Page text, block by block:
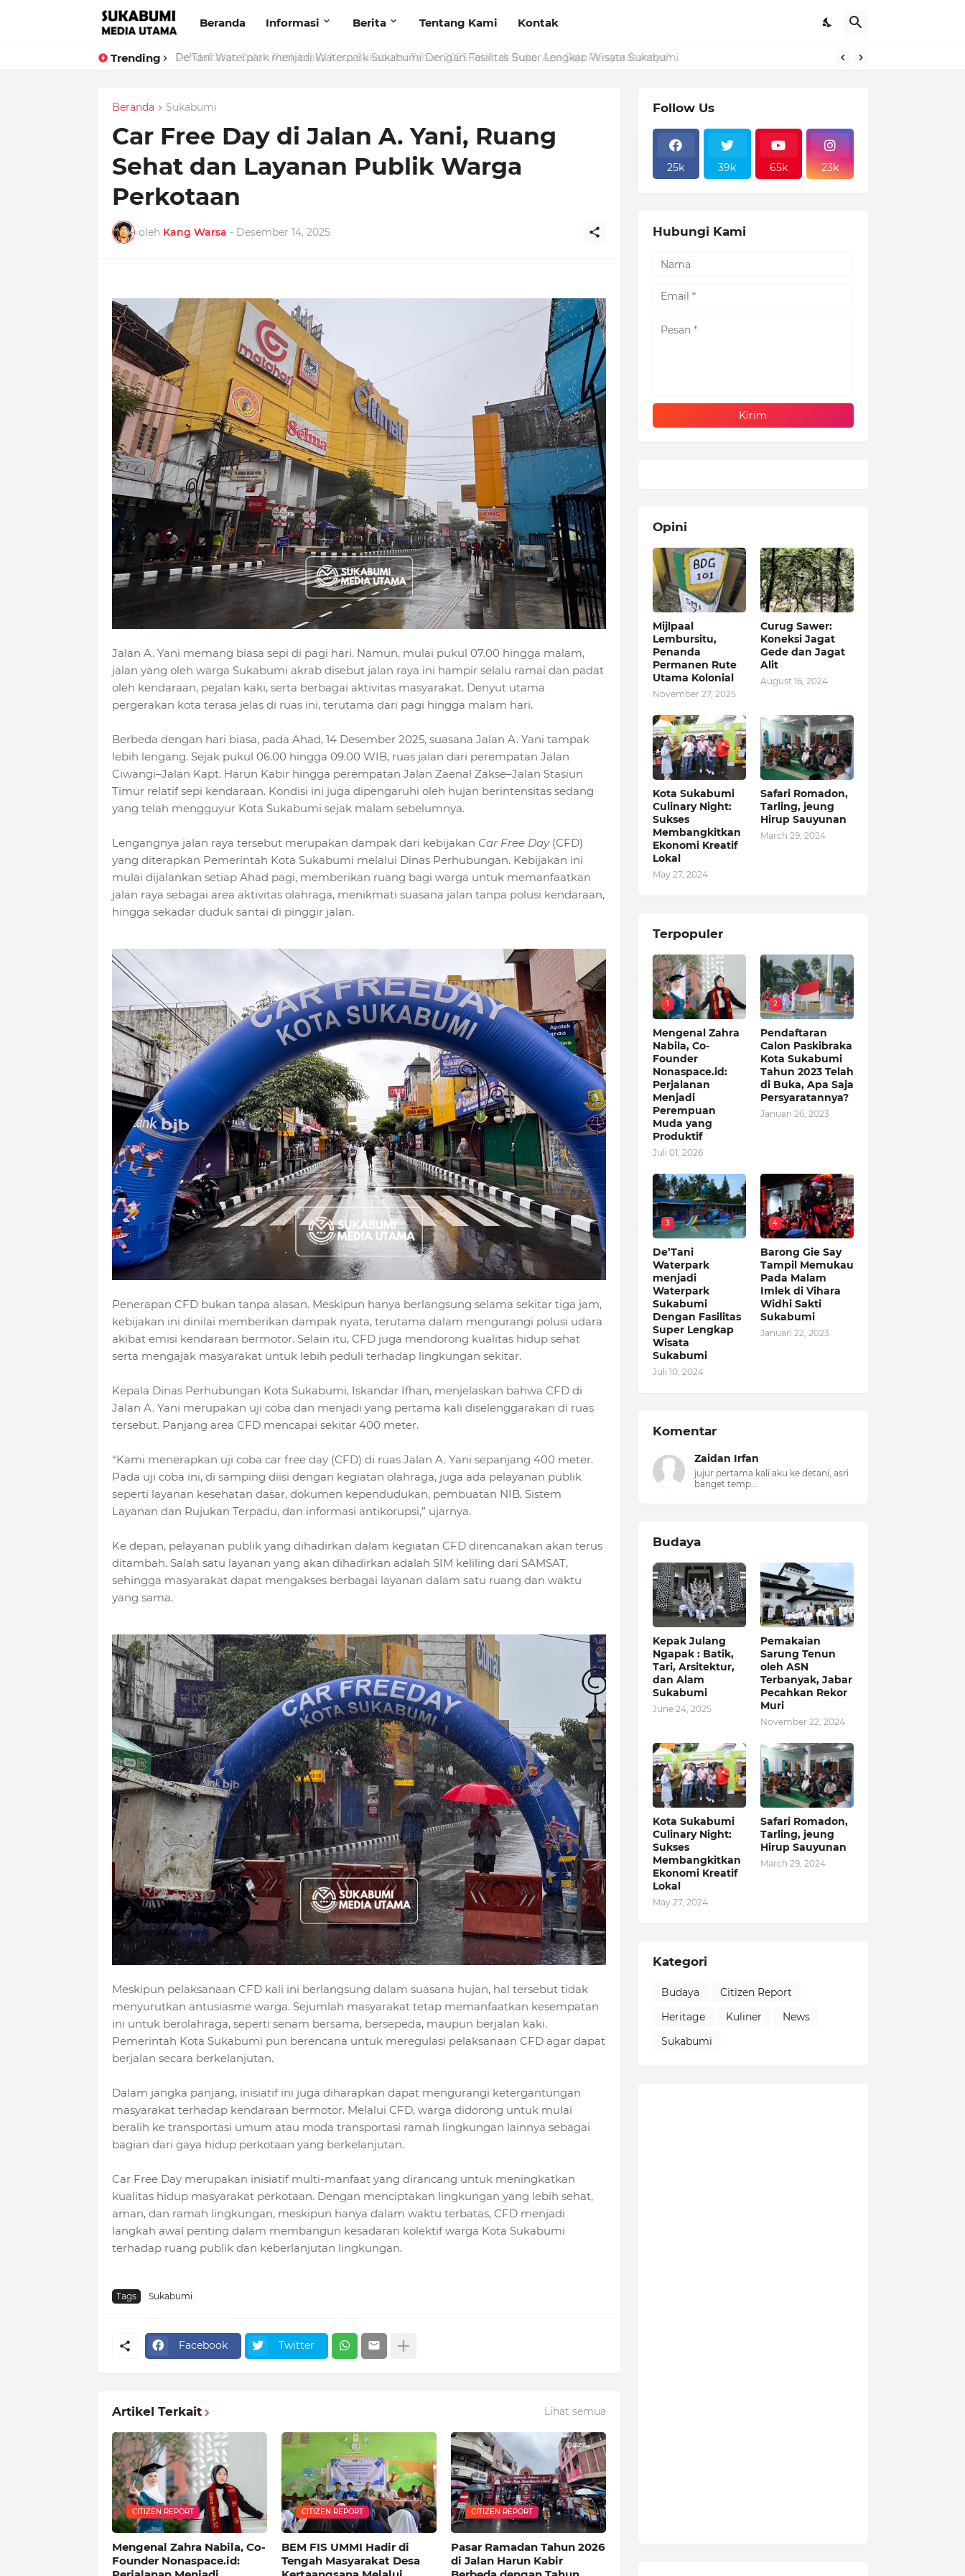
Beranda Informasi Berita Tentang Kami Kontak
Trending De’Tani Waterpark menjadi Waterpark Sukabumi Dengan Fasilitas Super Lengkap Wisata Sukabumi
Beranda Sukabumi
Car Free Day di Jalan A. Yani, Ruang
Sehat dan Layanan Publik Warga
Perkotaan
oleh Kang Warsa - Desember 14, 2025
Jalan A. Yani memang biasa sepi di pagi hari. Namun, mulai pukul 07.00 hingga malam,
jalan yang oleh warga Sukabumi akrab disebut jalan raya ini hampir selalu ramai dan padat
oleh kendaraan, pejalan kaki, serta berbagai aktivitas masyarakat. Denyut utama
pergerakan kota terasa jelas di ruas ini, terutama dari pagi hingga malam hari.
Berbeda dengan hari biasa, pada Ahad, 14 Desember 2025, suasana Jalan A. Yani tampak
lebih lengang. Sejak pukul 06.00 hingga 09.00 WIB, ruas jalan dari perempatan Jalan
Ciwangi–Jalan Kapt. Harun Kabir hingga perempatan Jalan Zaenal Zakse–Jalan Stasiun
Timur relatif sepi kendaraan. Kondisi ini juga dipengaruhi oleh hujan berintensitas sedang
yang telah mengguyur Kota Sukabumi sejak malam sebelumnya.
Lengangnya jalan raya tersebut merupakan dampak dari kebijakan Car Free Day (CFD)
yang diterapkan Pemerintah Kota Sukabumi melalui Dinas Perhubungan. Kebijakan ini
mulai dijalankan setiap Ahad pagi, memberikan ruang bagi warga untuk memanfaatkan
jalan raya sebagai area aktivitas olahraga, menikmati suasana jalan tanpa polusi kendaraan,
hingga sekadar duduk santai di pinggir jalan.
Penerapan CFD bukan tanpa alasan. Meskipun hanya berlangsung selama sekitar tiga jam,
kebijakan ini dinilai memberikan dampak nyata, terutama dalam mengurangi polusi udara
akibat emisi kendaraan bermotor. Selain itu, CFD juga mendorong kualitas hidup sehat
serta mengajak masyarakat untuk lebih peduli terhadap lingkungan sekitar.
Kepala Dinas Perhubungan Kota Sukabumi, Iskandar Ifhan, menjelaskan bahwa CFD di
Jalan A. Yani merupakan uji coba dan menjadi yang pertama kali diselenggarakan di ruas
tersebut. Panjang area CFD mencapai sekitar 400 meter.
“Kami menerapkan uji coba car free day (CFD) di ruas Jalan A. Yani sepanjang 400 meter.
Pada uji coba ini, di samping diisi dengan kegiatan olahraga, juga ada pelayanan publik
seperti layanan kesehatan dasar, dokumen kependudukan, pembuatan NIB, Sistem
Layanan dan Rujukan Terpadu, dan informasi antikorupsi,” ujarnya.
Ke depan, pelayanan publik yang dihadirkan dalam kegiatan CFD direncanakan akan terus
ditambah. Salah satu layanan yang akan dihadirkan adalah SIM keliling dari SAMSAT,
sehingga masyarakat dapat mengakses berbagai layanan dalam satu ruang dan waktu
yang sama.
Meskipun pelaksanaan CFD kali ini berlangsung dalam suasana hujan, hal tersebut tidak
menyurutkan antusiasme warga. Sejumlah masyarakat tetap memanfaatkan kesempatan
ini untuk berolahraga, seperti senam bersama, bersepeda, maupun berjalan kaki.
Pemerintah Kota Sukabumi pun berencana untuk meregulasi pelaksanaan CFD agar dapat
berjalan secara berkelanjutan.
Dalam jangka panjang, inisiatif ini juga diharapkan dapat mengurangi ketergantungan
masyarakat terhadap kendaraan bermotor. Melalui CFD, warga didorong untuk mulai
beralih ke transportasi umum atau moda transportasi ramah lingkungan lainnya sebagai
bagian dari gaya hidup perkotaan yang berkelanjutan.
Car Free Day merupakan inisiatif multi-manfaat yang dirancang untuk meningkatkan
kualitas hidup masyarakat perkotaan. Dengan menciptakan lingkungan yang lebih sehat,
aman, dan ramah lingkungan, meskipun hanya dalam waktu terbatas, CFD menjadi
langkah awal penting dalam membangun kesadaran kolektif warga Kota Sukabumi
terhadap ruang publik dan keberlanjutan lingkungan.
Tags Sukabumi
Facebook Twitter
Artikel Terkait Lihat semua
CITIZEN REPORT
Mengenal Zahra Nabila, Co-
Founder Nonaspace.id:
CITIZEN REPORT
BEM FIS UMMI Hadir di
Tengah Masyarakat Desa
CITIZEN REPORT
Pasar Ramadan Tahun 2026
di Jalan Harun Kabir
Follow Us
25k 39k 65k 23k
Hubungi Kami
Opini
Mijlpaal
Lembursitu,
Penanda
Permanen Rute
Utama Kolonial
November 27, 2025
Curug Sawer:
Koneksi Jagat
Gede dan Jagat
Alit
August 16, 2024
Kota Sukabumi
Culinary Night:
Sukses
Membangkitkan
Ekonomi Kreatif
Lokal
May 27, 2024
Safari Romadon,
Tarling, jeung
Hirup Sauyunan
March 29, 2024
Terpopuler
1
Mengenal Zahra
Nabila, Co-
Founder
Nonaspace.id:
Perjalanan
Menjadi
Perempuan
Muda yang
Produktif
Juli 01, 2026
2
Pendaftaran
Calon Paskibraka
Kota Sukabumi
Tahun 2023 Telah
di Buka, Apa Saja
Persyaratannya?
Januari 26, 2023
3
De’Tani
Waterpark
menjadi
Waterpark
Sukabumi
Dengan Fasilitas
Super Lengkap
Wisata
Sukabumi
Juli 10, 2024
4
Barong Gie Say
Tampil Memukau
Pada Malam
Imlek di Vihara
Widhi Sakti
Sukabumi
Januari 22, 2023
Komentar
Zaidan Irfan
jujur pertama kali aku ke detani, asri
banget temp...
Budaya
Kepak Julang
Ngapak : Batik,
Tari, Arsitektur,
dan Alam
Sukabumi
June 24, 2025
Pemakaian
Sarung Tenun
oleh ASN
Terbanyak, Jabar
Pecahkan Rekor
Muri
November 22, 2024
Kota Sukabumi
Culinary Night:
Sukses
Membangkitkan
Ekonomi Kreatif
Lokal
May 27, 2024
Safari Romadon,
Tarling, jeung
Hirup Sauyunan
March 29, 2024
Kategori
Budaya
Citizen Report
Heritage
Kuliner
News
Sukabumi